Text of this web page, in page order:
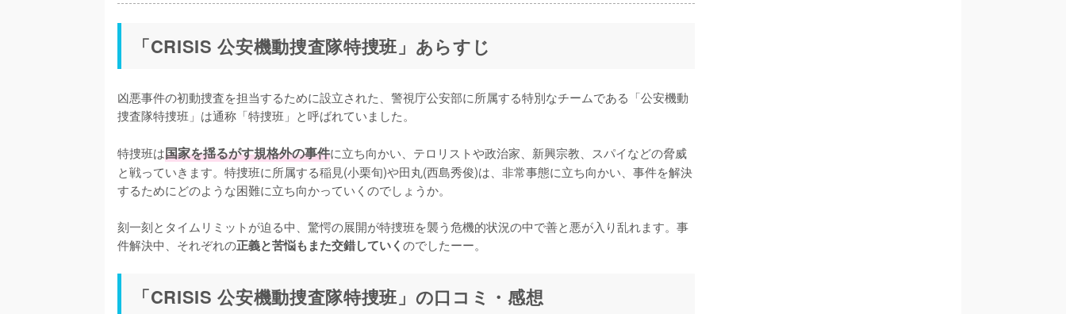
「CRISIS 公安機動捜査隊特捜班」あらすじ
凶悪事件の初動捜査を担当するために設立された、警視庁公安部に所属する特別なチームである「公安機動
捜査隊特捜班」は通称「特捜班」と呼ばれていました。
特捜班は国家を揺るがす規格外の事件に立ち向かい、テロリストや政治家、新興宗教、スパイなどの脅威
と戦っていきます。特捜班に所属する稲見(小栗旬)や田丸(西島秀俊)は、非常事態に立ち向かい、事件を解決
するためにどのような困難に立ち向かっていくのでしょうか。
刻一刻とタイムリミットが迫る中、驚愕の展開が特捜班を襲う危機的状況の中で善と悪が入り乱れます。事
件解決中、それぞれの正義と苦悩もまた交錯していくのでしたーー。
「CRISIS 公安機動捜査隊特捜班」の口コミ・感想